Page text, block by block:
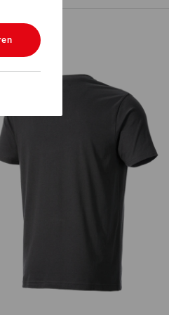
T-Shirt e.s.iconic works